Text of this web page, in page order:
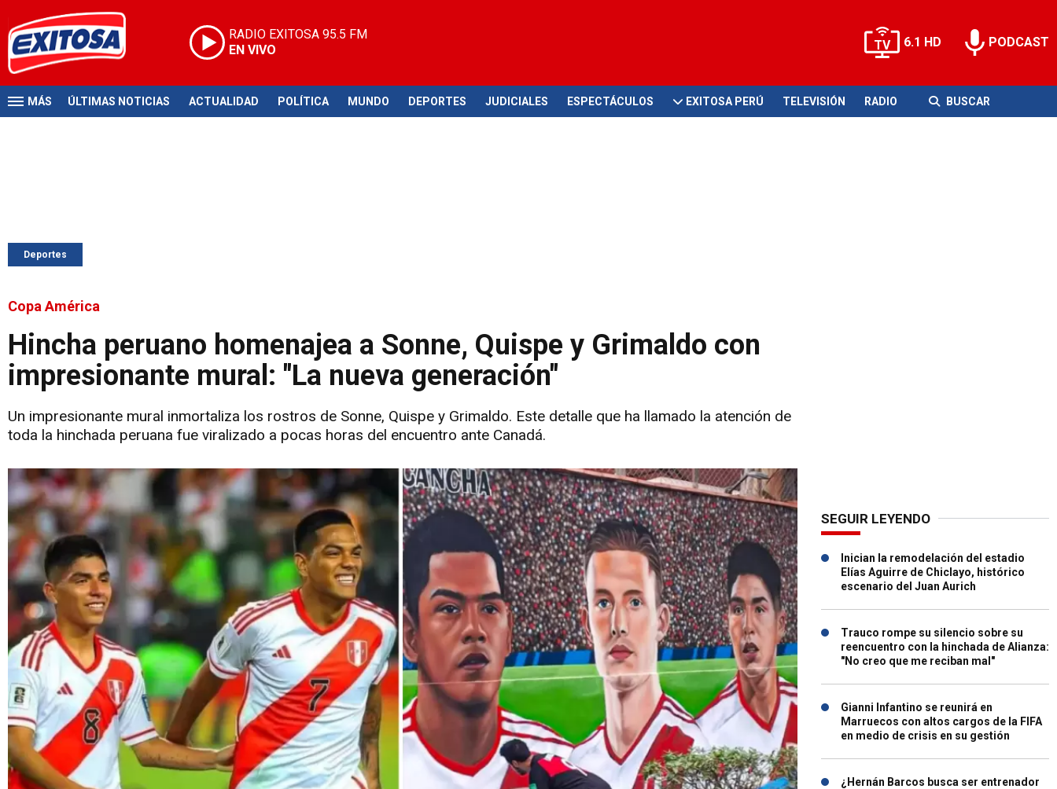
RADIO EXITOSA 95.5 FM
EN VIVO
6.1 HD PODCAST
MÁS ÚLTIMAS NOTICIAS ACTUALIDAD POLÍTICA MUNDO DEPORTES JUDICIALES ESPECTÁCULOS EXITOSA PERÚ TELEVISIÓN RADIO BUSCAR
Deportes
Copa América
Hincha peruano homenajea a Sonne, Quispe y Grimaldo con
impresionante mural: "La nueva generación"
Un impresionante mural inmortaliza los rostros de Sonne, Quispe y Grimaldo. Este detalle que ha llamado la atención de
toda la hinchada peruana fue viralizado a pocas horas del encuentro ante Canadá.
SEGUIR LEYENDO
Inician la remodelación del estadio
Elías Aguirre de Chiclayo, histórico
escenario del Juan Aurich
Trauco rompe su silencio sobre su
reencuentro con la hinchada de Alianza:
"No creo que me reciban mal"
Gianni Infantino se reunirá en
Marruecos con altos cargos de la FIFA
en medio de crisis en su gestión
¿Hernán Barcos busca ser entrenador